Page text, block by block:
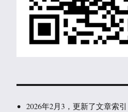
2026年2月3，更新了文章索